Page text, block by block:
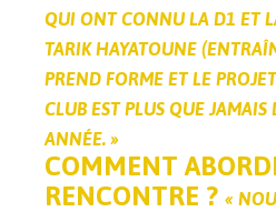
QUI ONT CONNU LA D1 ET
TARIK HAYATOUNE
PREND FORME ET LE
CLUB EST PLUS QUE JAMAIS
ANNÉE. »
COMMENT
RENCONTRE ? «